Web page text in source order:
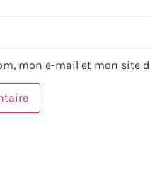
mon e-mail et mon site